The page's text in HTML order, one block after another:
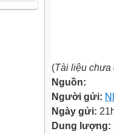
(Tài liệu chưa
Nguồn:
Người gửi:
Ngày gửi:
Dung lượng: